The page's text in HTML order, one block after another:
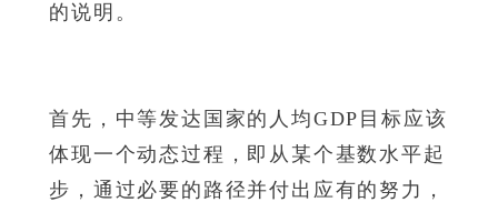
的说明。
首先，中等发达国家的人均GDP目标应该
体现一个动态过程，即从某个基数水平起
步，通过必要的路径并付出应有的努力，